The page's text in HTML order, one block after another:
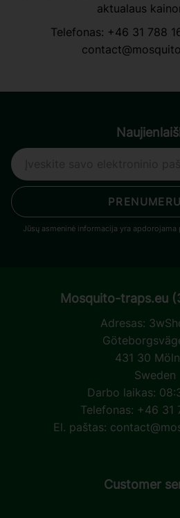
aktualaus
Telefonas: +46 31 788
Jūsų asmeninė informacija yra apdorojama
Mosquito-traps.eu
Adresas:
431 30
Sweden
Darbo laikas:
Telefonas: +46 31
El. paštas:
Customer